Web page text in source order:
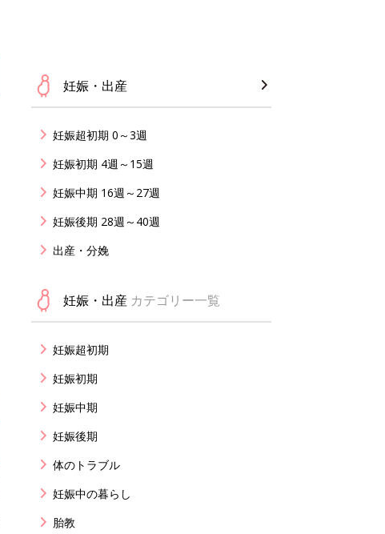
妊娠・出産
妊娠超初期 0～3週
妊娠初期 4週～15週
妊娠中期 16週～27週
妊娠後期 28週～40週
出産・分娩
妊娠・出産 カテゴリー一覧
妊娠超初期
妊娠初期
妊娠中期
妊娠後期
体のトラブル
妊娠中の暮らし
胎教